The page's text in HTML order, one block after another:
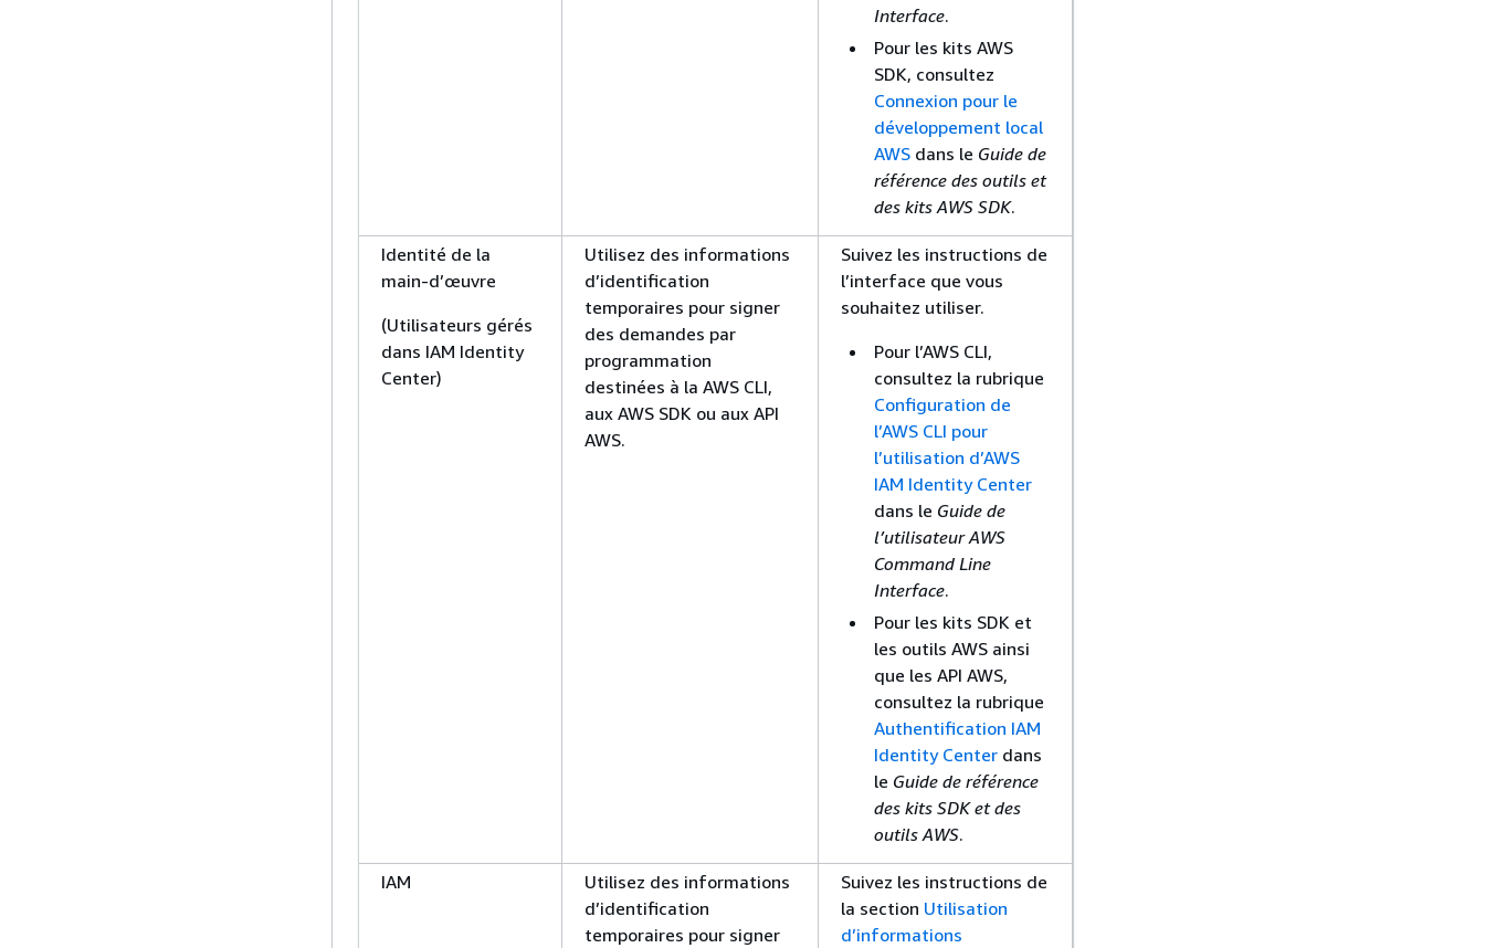
Interface.
Pour les kits AWS
SDK, consultez
Connexion pour le
développement local
AWS dans le Guide de
référence des outils et
des kits AWS SDK.
Identité de la
main-d’œuvre
(Utilisateurs gérés
dans IAM Identity
Center)
Utilisez des informations
d’identification
temporaires pour signer
des demandes par
programmation
destinées à la AWS CLI,
aux AWS SDK ou aux API
AWS.
Suivez les instructions de
l’interface que vous
souhaitez utiliser.
Pour l’AWS CLI,
consultez la rubrique
Configuration de
l’AWS CLI pour
l’utilisation d’AWS
IAM Identity Center
dans le Guide de
l’utilisateur AWS
Command Line
Interface.
Pour les kits SDK et
les outils AWS ainsi
que les API AWS,
consultez la rubrique
Authentification IAM
Identity Center dans
le Guide de référence
des kits SDK et des
outils AWS.
IAM
Utilisez des informations
d’identification
temporaires pour signer
Suivez les instructions de
la section Utilisation
d’informations